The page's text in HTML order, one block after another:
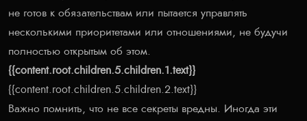
не готов к обязательствам или пытается управлять
несколькими приоритетами или отношениями, не будучи
полностью открытым об этом.
{{content.root.children.5.children.1.text}}
{{content.root.children.5.children.2.text}}
Важно помнить, что не все секреты вредны. Иногда эти